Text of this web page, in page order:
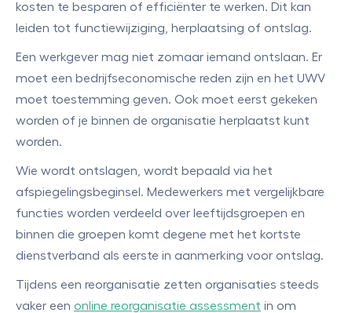
kosten te besparen of efficiënter te werken. Dit kan
leiden tot functiewijziging, herplaatsing of ontslag.
Een werkgever mag niet zomaar iemand ontslaan. Er
moet een bedrijfseconomische reden zijn en het UWV
moet toestemming geven. Ook moet eerst gekeken
worden of je binnen de organisatie herplaatst kunt
worden.
Wie wordt ontslagen, wordt bepaald via het
afspiegelingsbeginsel. Medewerkers met vergelijkbare
functies worden verdeeld over leeftijdsgroepen en
binnen die groepen komt degene met het kortste
dienstverband als eerste in aanmerking voor ontslag.
Tijdens een reorganisatie zetten organisaties steeds
vaker een online reorganisatie assessment in om